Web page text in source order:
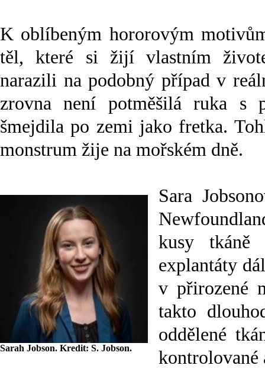
K oblíbeným hororovým
těl, které si žijí vlastním
narazili na podobný případ v
zrovna není potměšilá ruka s
šmejdila po zemi jako fretka.
monstrum žije na mořském dně.
Sarah Jobson. Kredit: S. Jobson.
Sara
kusy
explantáty
v přirozené
takto
oddělené
kontrolované